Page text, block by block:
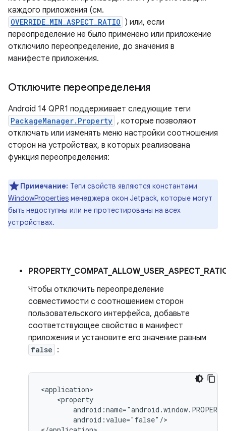
каждого приложения (см.
OVERRIDE_MIN_ASPECT_RATIO ) или, если
переопределение не было применено или приложение
отключило переопределение, до значения в
манифесте приложения.
Отключите переопределения
Android 14 QPR1 поддерживает следующие теги
PackageManager.Property , которые позволяют
отключать или изменять меню настройки соотношения
сторон на устройствах, в которых реализована
функция переопределения:
Примечание: Теги свойств являются константами
WindowProperties менеджера окон Jetpack, которые могут
быть недоступны или не протестированы на всех
устройствах.
Чтобы отключить переопределение
совместимости с соотношением сторон
пользовательского интерфейса, добавьте
соответствующее свойство в манифест
приложения и установите его значение равным
false :
android:value="false"/>